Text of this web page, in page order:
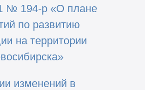
№ 194-р «О плане
по развитию
на территории
изменений в